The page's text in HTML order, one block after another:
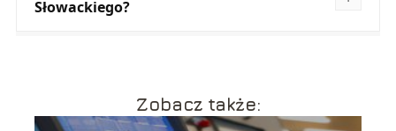
Słowackiego?
Zobacz także: